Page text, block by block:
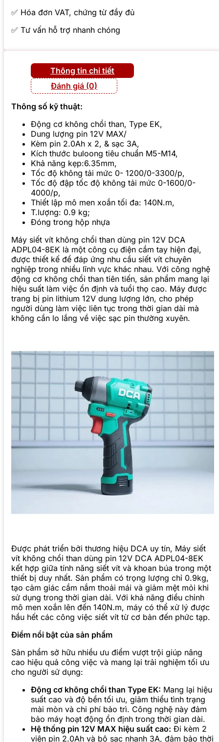
✅ Hóa đơn VAT, chứng từ đầy đủ
✅ Tư vấn hỗ trợ nhanh chóng
Thông tin chi tiết
Đánh giá (0)
Thông số kỹ thuật:
Động cơ không chổi than, Type EK,
Dung lượng pin 12V MAX/
Kèm pin 2.0Ah x 2, & sạc 3A,
Kích thước buloong tiêu chuẩn M5-M14,
Khả năng kẹp:6.35mm,
Tốc độ không tải mức 0- 1200/0-3300/p,
Tốc độ đập tốc độ không tải mức 0-1600/0-
4000/p,
Thiết lập mô men xoắn tối đa: 140N.m,
T.lượng: 0.9 kg;
Đóng trong hộp nhựa
Máy siết vít không chổi than dùng pin 12V DCA
ADPL04-8EK là một công cụ điện cầm tay hiện đại,
được thiết kế để đáp ứng nhu cầu siết vít chuyên
nghiệp trong nhiều lĩnh vực khác nhau. Với công nghệ
động cơ không chổi than tiên tiến, sản phẩm mang lại
hiệu suất làm việc ổn định và tuổi thọ cao. Máy được
trang bị pin lithium 12V dung lượng lớn, cho phép
người dùng làm việc liên tục trong thời gian dài mà
không cần lo lắng về việc sạc pin thường xuyên.
Được phát triển bởi thương hiệu DCA uy tín, Máy siết
vít không chổi than dùng pin 12V DCA ADPL04-8EK
kết hợp giữa tính năng siết vít và khoan búa trong một
thiết bị duy nhất. Sản phẩm có trọng lượng chỉ 0.9kg,
tạo cảm giác cầm nắm thoải mái và giảm mệt mỏi khi
sử dụng trong thời gian dài. Với khả năng điều chỉnh
mô men xoắn lên đến 140N.m, máy có thể xử lý được
hầu hết các công việc siết vít từ cơ bản đến phức tạp.
Điểm nổi bật của sản phẩm
Sản phẩm sở hữu nhiều ưu điểm vượt trội giúp nâng
cao hiệu quả công việc và mang lại trải nghiệm tối ưu
cho người sử dụng:
Động cơ không chổi than Type EK: Mang lại hiệu
suất cao và độ bền tối ưu, giảm thiểu tình trạng
mài mòn và chi phí bảo trì. Công nghệ này đảm
bảo máy hoạt động ổn định trong thời gian dài.
Hệ thống pin 12V MAX hiệu suất cao: Đi kèm 2
viên pin 2.0Ah và bộ sạc nhanh 3A, đảm bảo thời